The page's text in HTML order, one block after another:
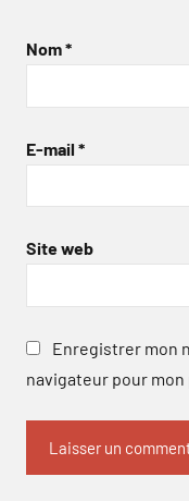
Nom*
E-mail *
Site web
Enregistrer mon
navigateur pour